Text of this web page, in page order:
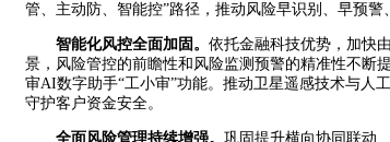
管、主动防、智能控”路径，推动风险早识别、早预
智能化风控全面加固。 依托金融科技优势，加快
景，风险管控的前瞻性和风险监测预警的精准性不断
审AI数字助手“工小审”功能。推动卫星遥感技术与人
守护客户资金安全。
全面风险管理持续增强。 巩固提升横向协同联动